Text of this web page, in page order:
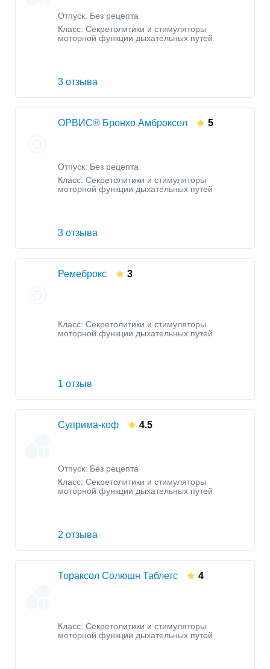
Отпуск: Без рецепта
Класс: Секретолитики и стимуляторы
моторной функции дыхательных путей
3 отзыва
ОРВИС® Бронхо Амброксол 5
Отпуск: Без рецепта
Класс: Секретолитики и стимуляторы
моторной функции дыхательных путей
3 отзыва
Ремеброкс 3
Класс: Секретолитики и стимуляторы
моторной функции дыхательных путей
1 отзыв
Суприма-коф 4.5
Отпуск: Без рецепта
Класс: Секретолитики и стимуляторы
моторной функции дыхательных путей
2 отзыва
Тораксол Солюшн Таблетс 4
Класс: Секретолитики и стимуляторы
моторной функции дыхательных путей